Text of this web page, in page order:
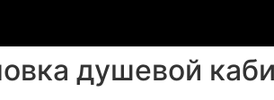
душевой